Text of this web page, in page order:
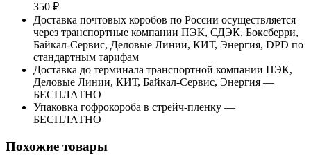
350 ₽
Доставка почтовых коробов по России осуществляется
через транспортные компании ПЭК, СДЭК, Боксберри,
Байкал-Сервис, Деловые Линии, КИТ, Энергия, DPD по
стандартным тарифам
Доставка до терминала транспортной компании ПЭК,
Деловые Линии, КИТ, Байкал-Сервис, Энергия —
БЕСПЛАТНО
Упаковка гофрокороба в стрейч-пленку —
БЕСПЛАТНО
Похожие товары